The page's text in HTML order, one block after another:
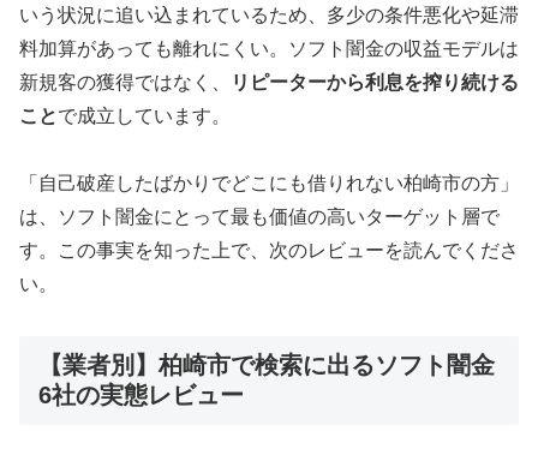
いう状況に追い込まれているため、多少の条件悪化や延滞
料加算があっても離れにくい。ソフト闇金の収益モデルは
新規客の獲得ではなく、
リピーターから利息を搾り続ける
ことで成立しています。
「自己破産したばかりでどこにも借りれない柏崎市の方」
は、ソフト闇金にとって最も価値の高いターゲット層で
す。この事実を知った上で、次のレビューを読んでくださ
い。
【業者別】柏崎市で検索に出るソフト闇金
6社の実態レビュー